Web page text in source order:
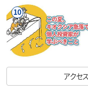
10
アクセ